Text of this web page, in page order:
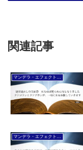
関連記事
マンデラ・エフェクト文面（2025年6月24日～